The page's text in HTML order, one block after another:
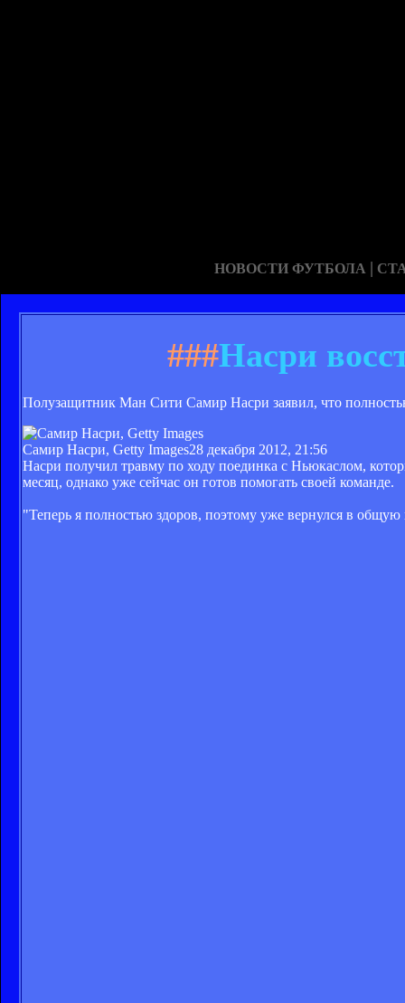
НОВОСТИ ФУТБОЛА |
###Насри
Полузащитник Ман Сити Самир Насри заявил, что
Самир Насри, Getty Images28 декабря 2012, 21:56
Насри получил травму по ходу поединка с Ньюкаслом,
месяц, однако уже сейчас он готов помогать своей команде.
"Теперь я полностью здоров, поэтому уже вернулся в